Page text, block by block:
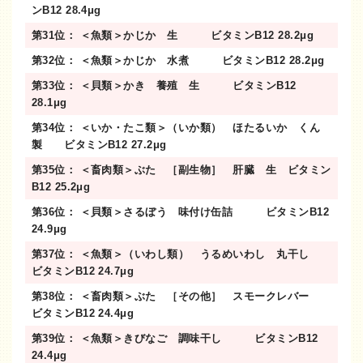
ンB12 28.4μg
第31位： ＜魚類＞かじか 生 ビタミンB12 28.2μg
第32位： ＜魚類＞かじか 水煮 ビタミンB12 28.2μg
第33位： ＜貝類＞かき 養殖 生 ビタミンB12
28.1μg
第34位： ＜いか・たこ類＞（いか類） ほたるいか くん
製 ビタミンB12 27.2μg
第35位： ＜畜肉類＞ぶた ［副生物］ 肝臓 生 ビタミン
B12 25.2μg
第36位： ＜貝類＞さるぼう 味付け缶詰 ビタミンB12
24.9μg
第37位： ＜魚類＞（いわし類） うるめいわし 丸干し
ビタミンB12 24.7μg
第38位： ＜畜肉類＞ぶた ［その他］ スモークレバー
ビタミンB12 24.4μg
第39位： ＜魚類＞きびなご 調味干し ビタミンB12
24.4μg